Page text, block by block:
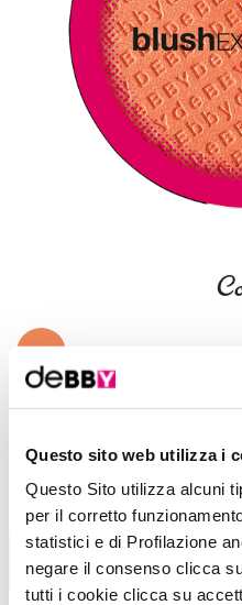
Questo sito web utilizza i
Questo Sito utilizza alcuni
per il corretto
statistici e di Profilazione
negare il consenso clicca
tutti i cookie clicca su
Trova il